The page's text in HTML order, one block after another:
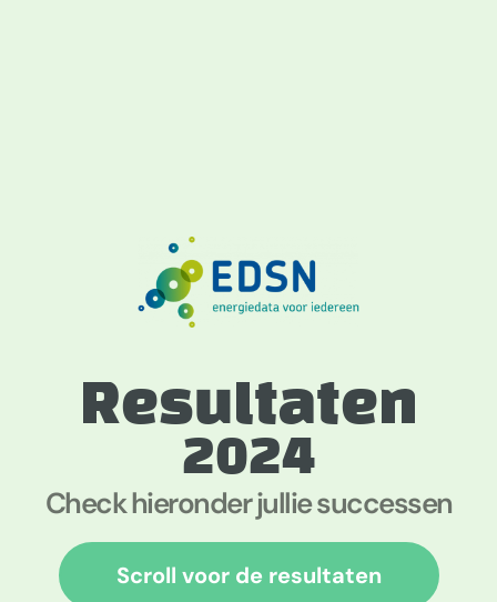
Resultaten
2024
Check hieronder jullie successen
Scroll voor de resultaten